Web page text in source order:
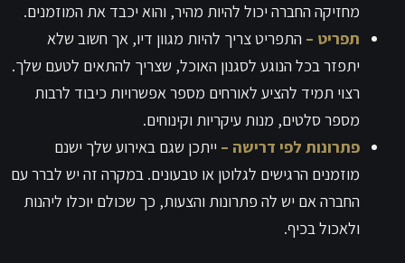
מחזיקה החברה יכול להיות מהיר, והוא יכבד את המוזמנים.
תפריט – התפריט צריך להיות מגוון דיו, אך חשוב שלא
יתפזר בכל הנוגע לסגנון האוכל, שצריך להתאים לטעם שלך.
רצוי תמיד להציע לאורחים מספר אפשרויות כיבוד לרבות
מספר סלטים, מנות עיקריות וקינוחים.
פתרונות לפי דרישה – ייתכן שגם באירוע שלך ישנם
מוזמנים הרגישים לגלוטן או טבעונים. במקרה זה יש לברר עם
החברה אם יש לה פתרונות והצעות, כך שכולם יוכלו ליהנות
ולאכול בכיף.